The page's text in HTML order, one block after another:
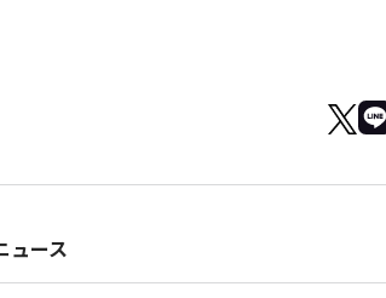
ュース